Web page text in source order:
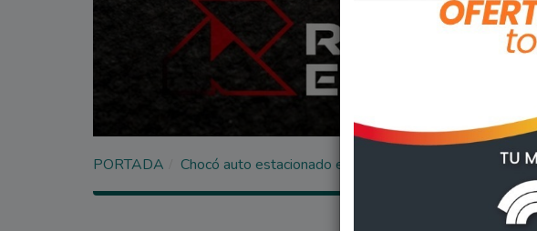
PORTADA Chocó auto estacionado en vía pública y se dio a la fuga